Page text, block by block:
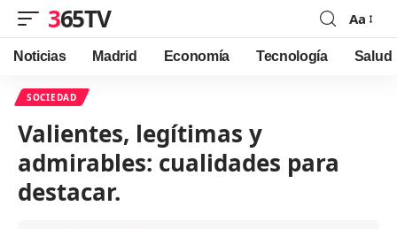
365TV
Font
Resizer
Aa
Noticias Madrid Economía Tecnología Salud
SOCIEDAD
Valientes, legítimas y
admirables: cualidades para
destacar.